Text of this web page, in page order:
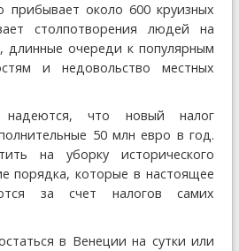
около 600 круизных
столпотворения людей на
длинные очереди к популярным
и недовольство местных
надеются, что новый налог
50 млн евро в год.
на уборку исторического
порядка, которые в настоящее
за счет налогов самих
в Венеции на сутки или